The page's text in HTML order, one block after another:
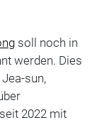
soll noch in
werden. Dies
sun,
2022 mit